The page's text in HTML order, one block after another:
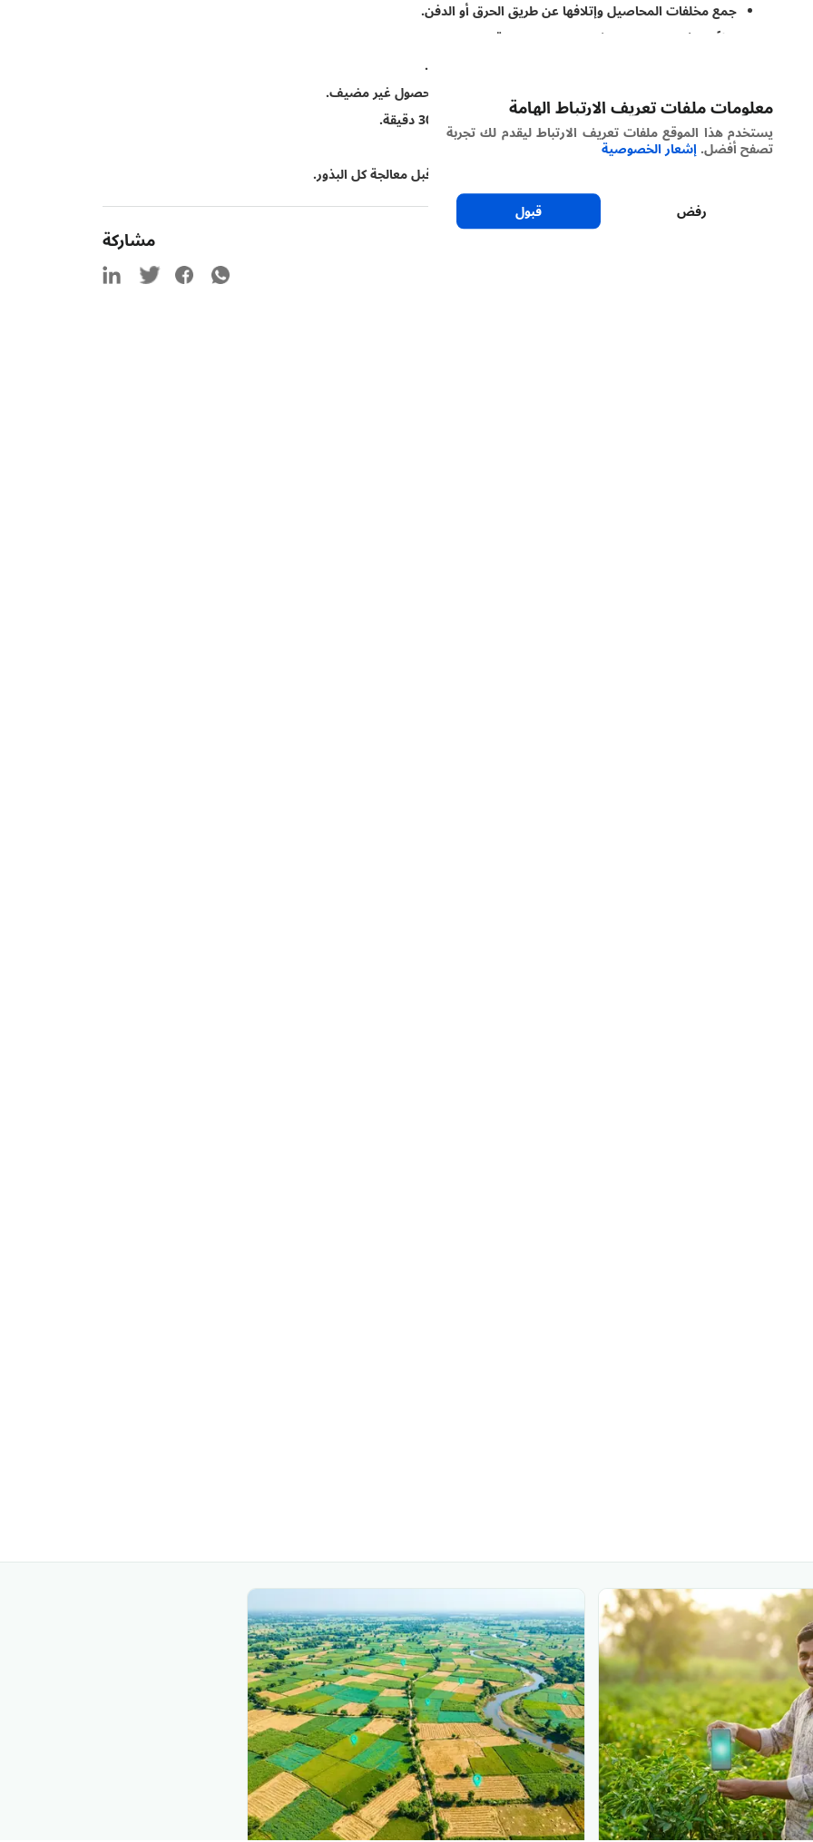
جمع مخلفات المحاصيل وإتلافها عن طريق الحرق أو الدفن.
بدلاً من ذلك، يمكنك حرث المخلفات المصابة.
انتظر حتى تتعفن البقايا تمامًا قبل إعادة الزراعة في الحقل.
عالج البذور بالماء الساخن عند 122 درجة فهرنهايت لمدة 30 دقيقة.
يعمل ذلك على القضاء على الفطريات التي تنقلها البذور.
عالج كمية صغيرة من كل دفعة من البذور، واختبر الإنبات قبل معالجة كل البذور.
مشاركة
معلومات ملفات تعريف الارتباط الهامة
يستخدم هذا الموقع ملفات تعريف الارتباط ليقدم لك تجربة
تصفح أفضل. إشعار الخصوصية
رفض قبول